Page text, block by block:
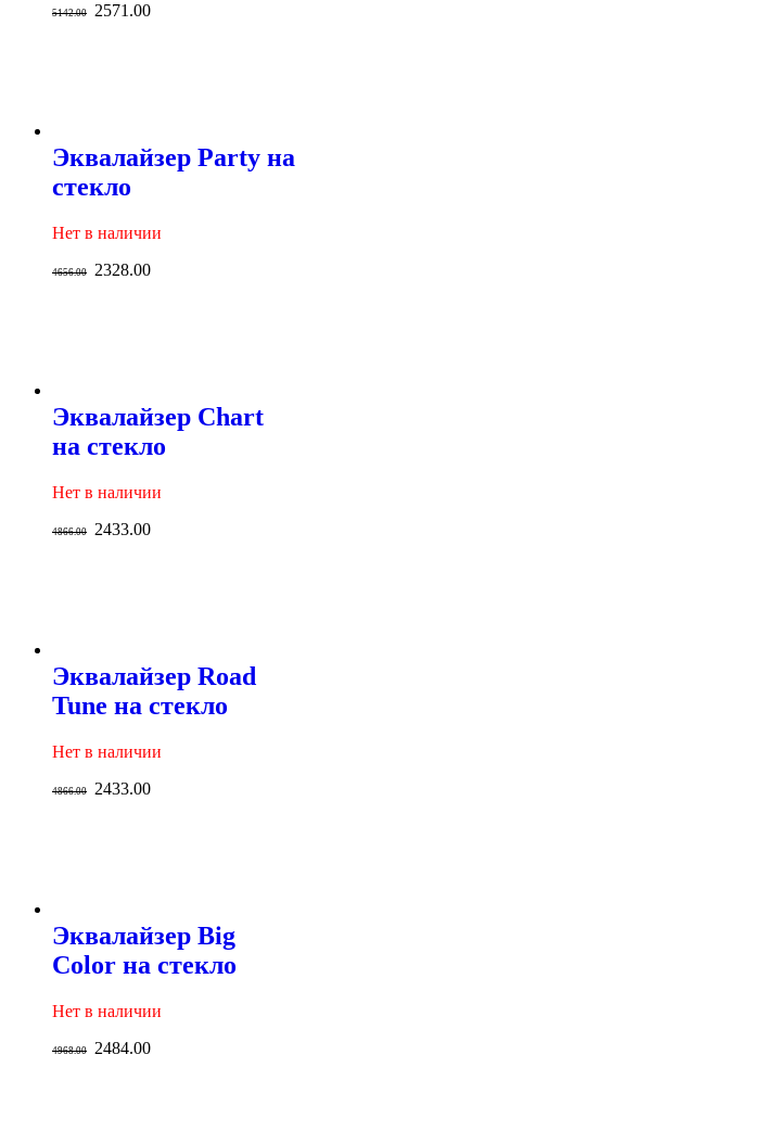
5142.00 2571.00
Эквалайзер Party на
стекло
Нет в наличии
4656.00 2328.00
Эквалайзер Chart
на стекло
Нет в наличии
4866.00 2433.00
Эквалайзер Road
Tune на стекло
Нет в наличии
4866.00 2433.00
Эквалайзер Big
Color на стекло
Нет в наличии
4968.00 2484.00